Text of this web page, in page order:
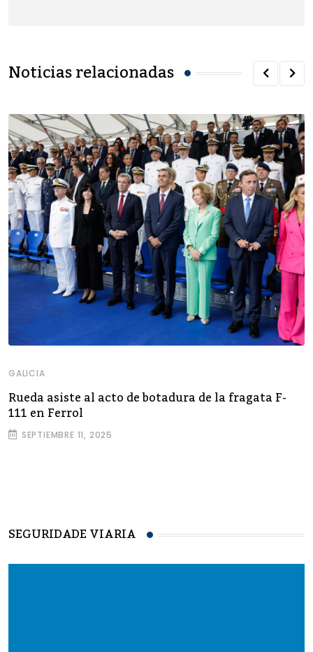
Noticias relacionadas
GALICIA
Rueda asiste al acto de botadura de la fragata F-
111 en Ferrol
SEPTIEMBRE 11, 2025
SEGURIDADE VIARIA